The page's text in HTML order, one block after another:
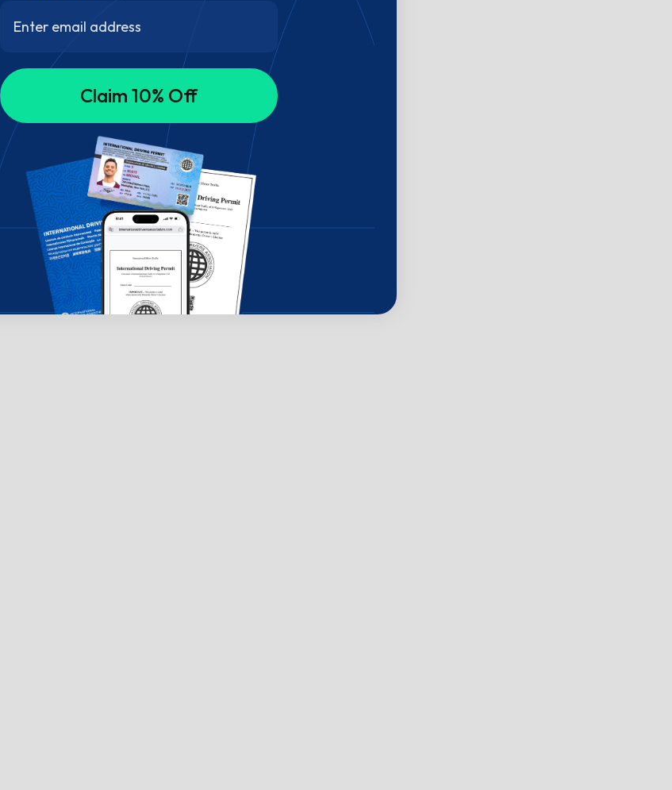
Claim 10% Off